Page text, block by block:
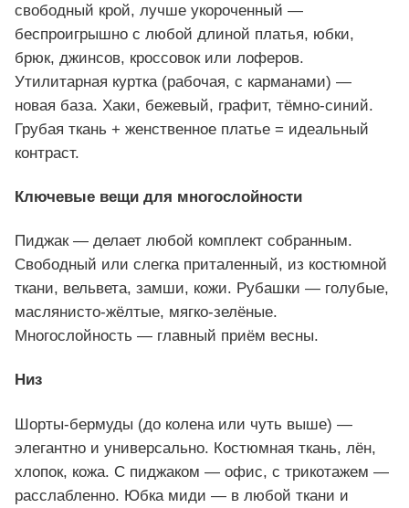
свободный крой, лучше укороченный —
беспроигрышно с любой длиной платья, юбки,
брюк, джинсов, кроссовок или лоферов.
Утилитарная куртка (рабочая, с карманами) —
новая база. Хаки, бежевый, графит, тёмно-синий.
Грубая ткань + женственное платье = идеальный
контраст.
Ключевые вещи для многослойности
Пиджак — делает любой комплект собранным.
Свободный или слегка приталенный, из костюмной
ткани, вельвета, замши, кожи. Рубашки — голубые,
маслянисто-жёлтые, мягко-зелёные.
Многослойность — главный приём весны.
Низ
Шорты-бермуды (до колена или чуть выше) —
элегантно и универсально. Костюмная ткань, лён,
хлопок, кожа. С пиджаком — офис, с трикотажем —
расслабленно. Юбка миди — в любой ткани и